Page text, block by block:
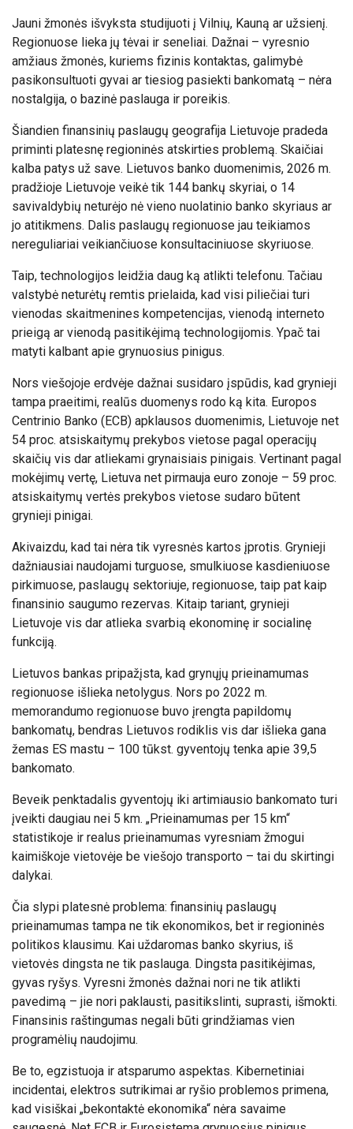
Jauni žmonės išvyksta studijuoti į Vilnių, Kauną ar užsienį.
Regionuose lieka jų tėvai ir seneliai. Dažnai – vyresnio
amžiaus žmonės, kuriems fizinis kontaktas, galimybė
pasikonsultuoti gyvai ar tiesiog pasiekti bankomatą – nėra
nostalgija, o bazinė paslauga ir poreikis.
Šiandien finansinių paslaugų geografija Lietuvoje pradeda
priminti platesnę regioninės atskirties problemą. Skaičiai
kalba patys už save. Lietuvos banko duomenimis, 2026 m.
pradžioje Lietuvoje veikė tik 144 bankų skyriai, o 14
savivaldybių neturėjo nė vieno nuolatinio banko skyriaus ar
jo atitikmens. Dalis paslaugų regionuose jau teikiamos
nereguliariai veikiančiuose konsultaciniuose skyriuose.
Taip, technologijos leidžia daug ką atlikti telefonu. Tačiau
valstybė neturėtų remtis prielaida, kad visi piliečiai turi
vienodas skaitmenines kompetencijas, vienodą interneto
prieigą ar vienodą pasitikėjimą technologijomis. Ypač tai
matyti kalbant apie grynuosius pinigus.
Nors viešojoje erdvėje dažnai susidaro įspūdis, kad grynieji
tampa praeitimi, realūs duomenys rodo ką kita. Europos
Centrinio Banko (ECB) apklausos duomenimis, Lietuvoje net
54 proc. atsiskaitymų prekybos vietose pagal operacijų
skaičių vis dar atliekami grynaisiais pinigais. Vertinant pagal
mokėjimų vertę, Lietuva net pirmauja euro zonoje – 59 proc.
atsiskaitymų vertės prekybos vietose sudaro būtent
grynieji pinigai.
Akivaizdu, kad tai nėra tik vyresnės kartos įprotis. Grynieji
dažniausiai naudojami turguose, smulkiuose kasdieniuose
pirkimuose, paslaugų sektoriuje, regionuose, taip pat kaip
finansinio saugumo rezervas. Kitaip tariant, grynieji
Lietuvoje vis dar atlieka svarbią ekonominę ir socialinę
funkciją.
Lietuvos bankas pripažįsta, kad grynųjų prieinamumas
regionuose išlieka netolygus. Nors po 2022 m.
memorandumo regionuose buvo įrengta papildomų
bankomatų, bendras Lietuvos rodiklis vis dar išlieka gana
žemas ES mastu – 100 tūkst. gyventojų tenka apie 39,5
bankomato.
Beveik penktadalis gyventojų iki artimiausio bankomato turi
įveikti daugiau nei 5 km. „Prieinamumas per 15 km“
statistikoje ir realus prieinamumas vyresniam žmogui
kaimiškoje vietovėje be viešojo transporto – tai du skirtingi
dalykai.
Čia slypi platesnė problema: finansinių paslaugų
prieinamumas tampa ne tik ekonomikos, bet ir regioninės
politikos klausimu. Kai uždaromas banko skyrius, iš
vietovės dingsta ne tik paslauga. Dingsta pasitikėjimas,
gyvas ryšys. Vyresni žmonės dažnai nori ne tik atlikti
pavedimą – jie nori paklausti, pasitikslinti, suprasti, išmokti.
Finansinis raštingumas negali būti grindžiamas vien
programėlių naudojimu.
Be to, egzistuoja ir atsparumo aspektas. Kibernetiniai
incidentai, elektros sutrikimai ar ryšio problemos primena,
kad visiškai „bekontaktė ekonomika“ nėra savaime